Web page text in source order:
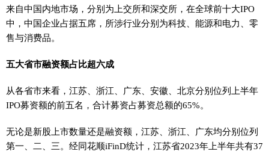
来自中国内地市场，分别为上交所和深交所，在全球前十大IPO
中，中国企业占据五席，所涉行业分别为科技、能源和电力、零
售与消费品。
五大省市融资额占比超六成
从各省市来看，江苏、浙江、广东、安徽、北京分别位列上半年
IPO募资额的前五名，合计募资占募资总额的65%。
无论是新股上市数量还是融资额，江苏、浙江、广东均分别位列
第一、二、三。经同花顺iFinD统计，江苏省2023年上半年共有37